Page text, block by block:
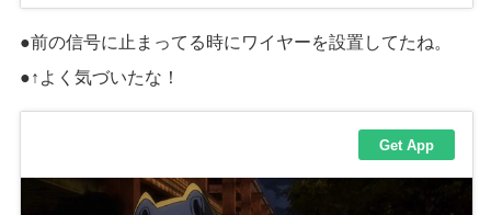
●前の信号に止まってる時にワイヤーを設置してたね。
●↑ よく気づいたな！